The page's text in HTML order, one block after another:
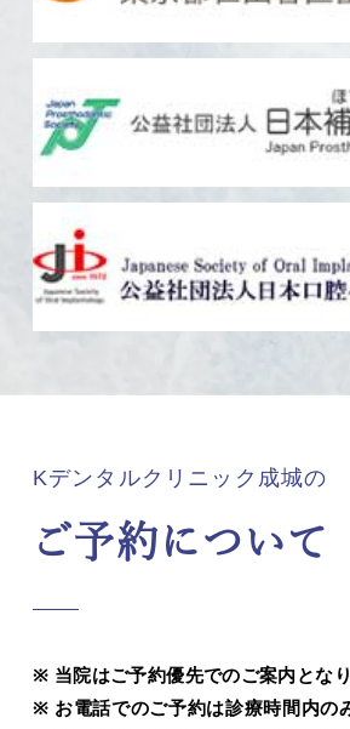
Kデンタルクリニック成城の
ご予約について
当院はご予約優先でのご案内となり
お電話でのご予約は診療時間内の